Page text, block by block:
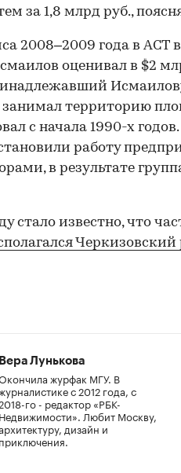
за 1,8 млрд руб.,
2008–2009 года в ACT
оценивал в $2
территорию
с начала 1990-х
работу
в результате
стало известно, что
Вера Лунькова
журфак МГУ. В
с 2012 года, с
го - редактор «РБК-
Недвижимости». Любит Москву,
дизайн и
приключения.